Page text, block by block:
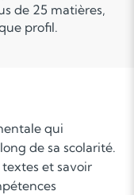
de 25 matières,
profil.
qui
de sa scolarité.
et savoir